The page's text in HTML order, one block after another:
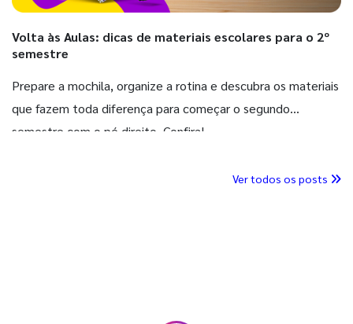
Volta às Aulas: dicas de materiais escolares para o 2º
semestre
Prepare a mochila, organize a rotina e descubra os materiais
que fazem toda diferença para começar o segundo
semestre com o pé direito. Confira!
Ver todos os posts